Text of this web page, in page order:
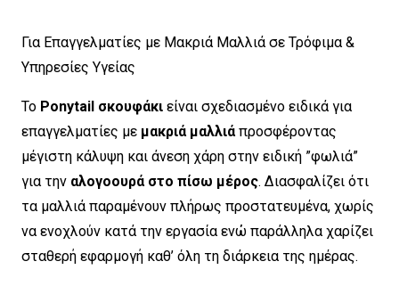
Για Επαγγελματίες με Μακριά Μαλλιά σε Τρόφιμα &
Υπηρεσίες Υγείας
Το Ponytail σκουφάκι είναι σχεδιασμένο ειδικά για
επαγγελματίες με μακριά μαλλιάπροσφέροντας
μέγιστη κάλυψη και άνεση χάρη στην ειδική ”φωλιά”
για την αλογοουρά στο πίσω μέρος. Διασφαλίζει ότι
τα μαλλιά παραμένουν πλήρως προστατευμένα, χωρίς
να ενοχλούν κατά την εργασία ενώ παράλληλα χαρίζει
σταθερή εφαρμογή καθ’ όλη τη διάρκεια της ημέρας.